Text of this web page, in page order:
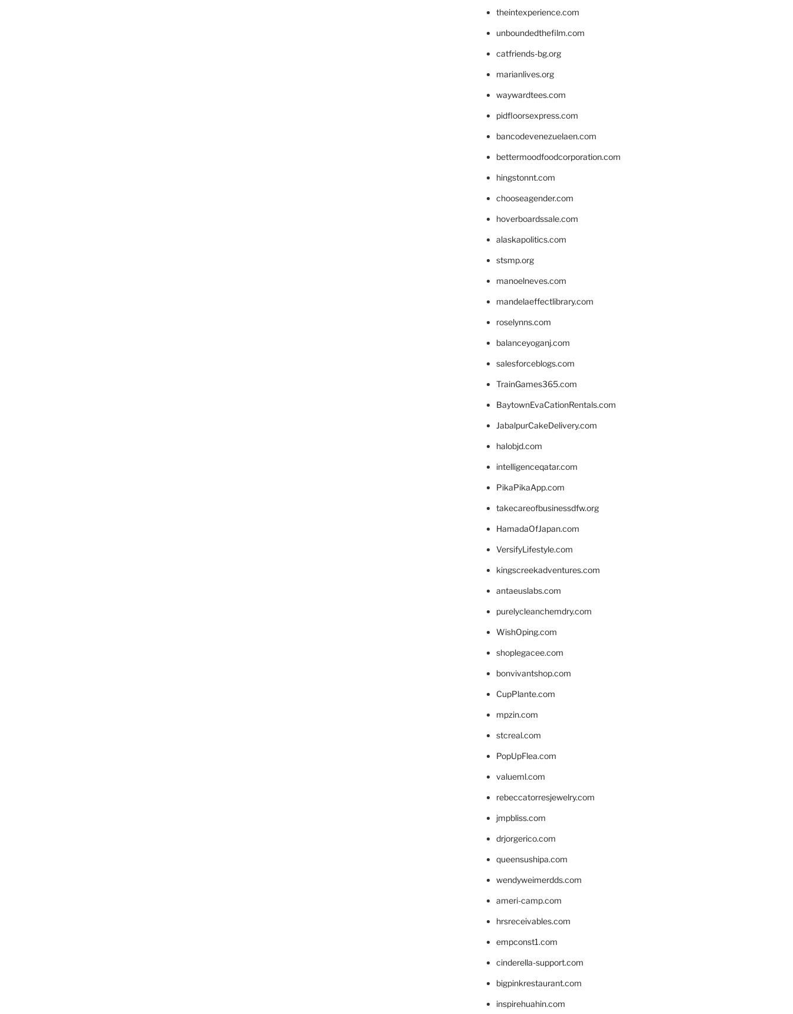
theintexperience.com
unboundedthefilm.com
catfriends-bg.org
marianlives.org
waywardtees.com
pidfloorsexpress.com
bancodevenezuelaen.com
bettermoodfoodcorporation.com
hingstonnt.com
chooseagender.com
hoverboardssale.com
alaskapolitics.com
stsmp.org
manoelneves.com
mandelaeffectlibrary.com
roselynns.com
balanceyoganj.com
salesforceblogs.com
TrainGames365.com
BaytownEvaCationRentals.com
JabalpurCakeDelivery.com
halobjd.com
intelligenceqatar.com
PikaPikaApp.com
takecareofbusinessdfw.org
HamadaOfJapan.com
VersifyLifestyle.com
kingscreekadventures.com
antaeuslabs.com
purelycleanchemdry.com
WishOping.com
shoplegacee.com
bonvivantshop.com
CupPlante.com
mpzin.com
stcreal.com
PopUpFlea.com
valueml.com
rebeccatorresjewelry.com
jmpbliss.com
drjorgerico.com
queensushipa.com
wendyweimerdds.com
ameri-camp.com
hrsreceivables.com
empconst1.com
cinderella-support.com
bigpinkrestaurant.com
inspirehuahin.com